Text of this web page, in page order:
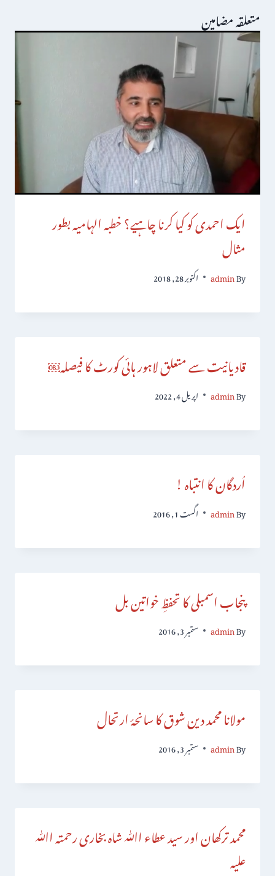
متعلقہ مضامین
ایک احمدی کو کیا کرنا چاہیے؟ خطبہ الہامیہ بطور
مثال
By
admin اکتوبر 28, 2018
قادیانیت سے متعلق لاہور ہائی کورٹ کا فیصلہ￼
By
admin اپریل 4, 2022
اُردگان کا انتباہ !
By
admin اگست 1, 2016
پنجاب اسمبلی کا تحفظِ خواتین بل
By
admin ستمبر 3, 2016
مولانا محمد دین شوق کا سانحۂ ارتحال
By
admin ستمبر 3, 2016
محمد ترکھان اور سید عطاء اﷲ شاہ بخاری رحمتہ اﷲ
علیہ